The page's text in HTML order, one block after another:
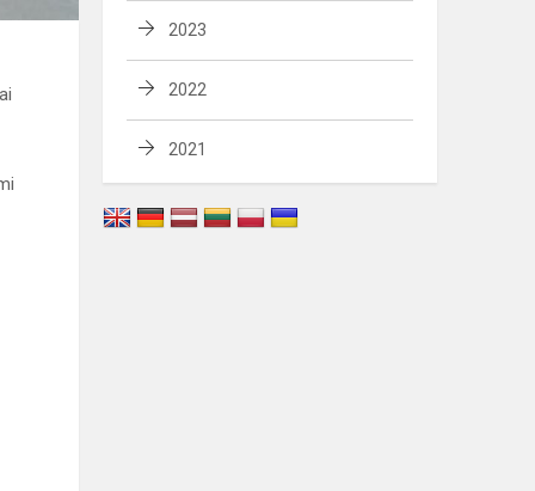
2023
2022
2021